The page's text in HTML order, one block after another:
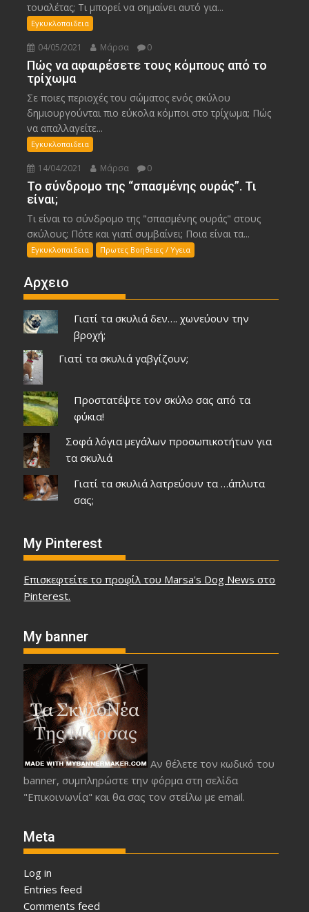
τουαλέτας; Τι μπορεί να σημαίνει αυτό για...
Εγκυκλοπαιδεια
04/05/2021 Μάρσα 0
Πώς να αφαιρέσετε τους κόμπους από το
τρίχωμα
Σε ποιες περιοχές του σώματος ενός σκύλου
δημιουργούνται πιο εύκολα κόμποι στο τρίχωμα; Πώς
να απαλλαγείτε...
Εγκυκλοπαιδεια
14/04/2021 Μάρσα 0
Το σύνδρομο της “σπασμένης ουράς”. Τι
είναι;
Τι είναι το σύνδρομο της "σπασμένης ουράς" στους
σκύλους; Πότε και γιατί συμβαίνει; Ποια είναι τα...
Εγκυκλοπαιδεια Πρωτες Βοηθειες / Υγεια
Αρχειο
Γιατί τα σκυλιά δεν…. χωνεύουν την
βροχή;
Γιατί τα σκυλιά γαβγίζουν;
Προστατέψτε τον σκύλο σας από τα
φύκια!
Σοφά λόγια μεγάλων προσωπικοτήτων για
τα σκυλιά
Γιατί τα σκυλιά λατρεύουν τα …άπλυτα
σας;
My Pinterest
Επισκεφτείτε το προφίλ του Marsa's Dog News στο
Pinterest.
My banner
Αν θέλετε τον κωδικό του
banner, συμπληρώστε την φόρμα στη σελίδα
"Επικοινωνία" και θα σας τον στείλω με email.
Meta
Log in
Entries feed
Comments feed